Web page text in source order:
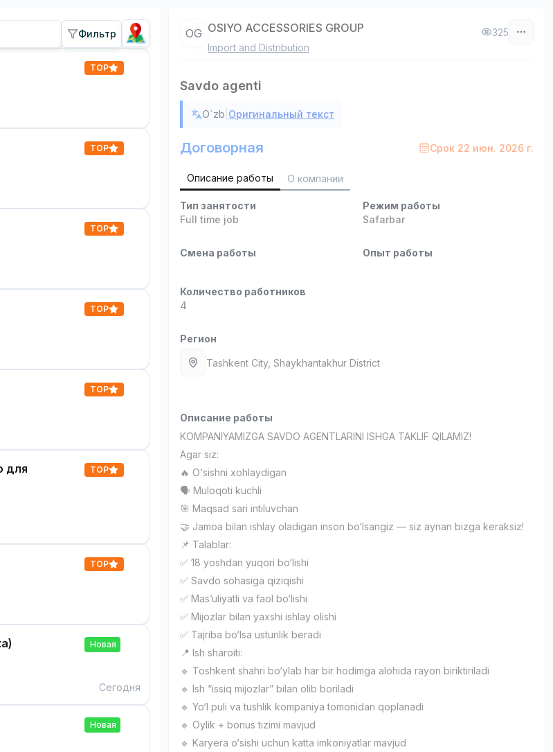
Фильтр
TOP
TOP
TOP
TOP
TOP
для
TOP
TOP
Новая
Сегодня
Новая
OG OSIYO ACCESSORIES GROUP
Import and Distribution
325
Savdo agenti
O`zb Оригинальный текст
Договорная Срок 22 июн. 2026 г.
Описание работы О компании
Тип занятости
Full time job
Режим работы
Safarbar
Смена работы Опыт работы
Количество работников
4
Регион
Tashkent City, Shaykhantakhur District
Описание работы
KOMPANIYAMIZGA SAVDO AGENTLARINI ISHGA TAKLIF QILAMIZ!
Agar siz:
🔥 O‘sishni xohlaydigan
🗣 Muloqoti kuchli
🎯 Maqsad sari intiluvchan
🤝 Jamoa bilan ishlay oladigan inson bo‘lsangiz — siz aynan bizga keraksiz!
📌 Talablar:
✅ 18 yoshdan yuqori bo‘lishi
✅ Savdo sohasiga qiziqishi
✅ Mas’uliyatli va faol bo‘lishi
✅ Mijozlar bilan yaxshi ishlay olishi
✅ Tajriba bo‘lsa ustunlik beradi
📍 Ish sharoiti:
🔹 Toshkent shahri bo‘ylab har bir hodimga alohida rayon biriktiriladi
🔹 Ish “issiq mijozlar” bilan olib boriladi
🔹 Yo‘l puli va tushlik kompaniya tomonidan qoplanadi
🔹 Oylik + bonus tizimi mavjud
🔹 Karyera o‘sishi uchun katta imkoniyatlar mavjud